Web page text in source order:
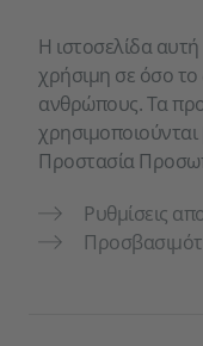
Η ιστοσελίδα
χρήσιμη σε όσο
ανθρώπους. Τα
Προστασία
Ρυθμίσεις